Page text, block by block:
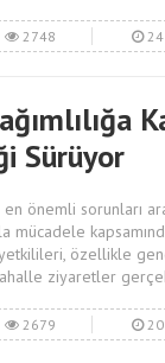
2748 24
Sürüyor
en önemli sorunları
mücadele
özellikle
ziyaretler
2679 20